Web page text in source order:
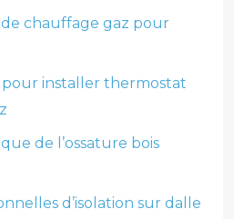
chauffage gaz pour
installer thermostat
de l’ossature bois
d’isolation sur dalle